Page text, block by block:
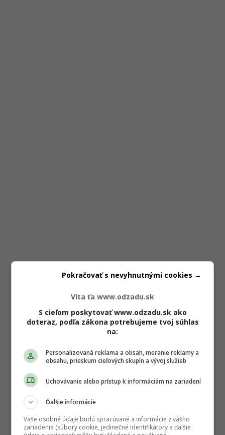
Víta ťa www.odzadu.sk
S cieľom poskytovať www.odzadu.sk ako
doteraz, podľa zákona potrebujeme tvoj súhlas
na:
Personalizovaná reklama a obsah, meranie reklamy a
obsahu, prieskum cieľových skupín a vývoj služieb
Uchovávanie alebo prístup k informáciám na zariadení
Ďalšie informácie
Vaše osobné údaje budú spracúvané a informácie z vášho
zariadenia (súbory cookie, jedinečné identifikátory a ďalšie
Pokračovať s nevyhnutnými cookies →